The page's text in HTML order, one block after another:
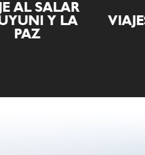
AL SALAR
Y LA
PAZ